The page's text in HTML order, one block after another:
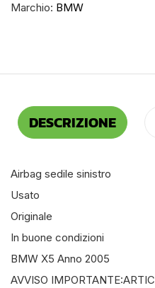
Marchio: BMW
DESCRIZIONE
Airbag sedile sinistro
Usato
Originale
In buone condizioni
BMW X5 Anno 2005
AVVISO